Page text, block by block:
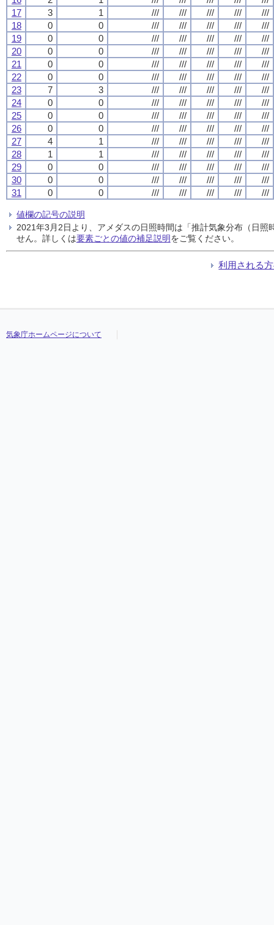
17
3 1 /// /// /// ///
///
18
0 0 /// /// /// ///
///
19
0 0 /// /// /// ///
///
20
0 0 /// /// /// ///
///
21
0 0 /// /// /// ///
///
22
0 0 /// /// /// ///
///
23
7 3 /// /// /// ///
///
24
0 0 /// /// /// ///
///
25
0 0 /// /// /// ///
///
26
0 0 /// /// /// ///
///
27
4 1 /// /// /// ///
///
28
1 1 /// /// /// ///
///
29
0 0 /// /// /// ///
///
30
0 0 /// /// /// ///
///
31
0 0 /// /// /// /// ///
値欄の記号の説明
2021年3月2日より、アメダスの日照時間は「推計気象分布（日
せん。詳しくは要素ごとの値の補足説明をご覧ください。
利用される
気象庁ホームページについて